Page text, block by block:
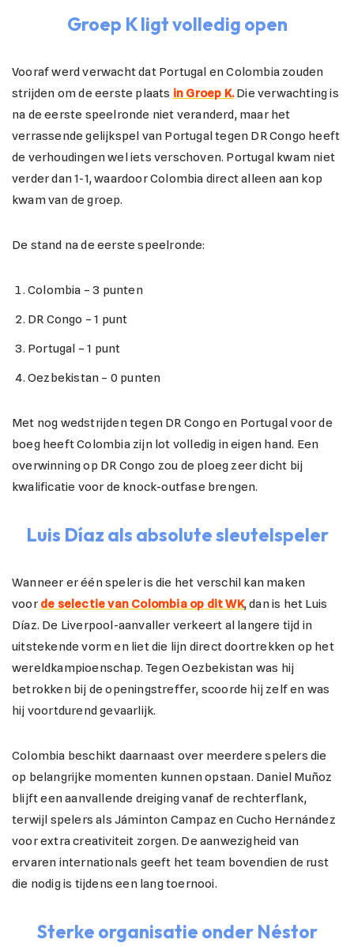
Groep K ligt volledig open
Vooraf werd verwacht dat Portugal en Colombia zouden
strijden om de eerste plaats in Groep K.Die verwachting is
na de eerste speelronde niet veranderd, maar het
verrassende gelijkspel van Portugal tegen DR Congo heeft
de verhoudingen wel iets verschoven. Portugal kwam niet
verder dan 1-1, waardoor Colombia direct alleen aan kop
kwam van de groep.
De stand na de eerste speelronde:
Colombia – 3 punten
DR Congo – 1 punt
Portugal – 1 punt
Oezbekistan – 0 punten
Met nog wedstrijden tegen DR Congo en Portugal voor de
boeg heeft Colombia zijn lot volledig in eigen hand. Een
overwinning op DR Congo zou de ploeg zeer dicht bij
kwalificatie voor de knock-outfase brengen.
Luis Díaz als absolute sleutelspeler
Wanneer er één speler is die het verschil kan maken
voor de selectie van Colombia op dit WK, dan is het Luis
Díaz. De Liverpool-aanvaller verkeert al langere tijd in
uitstekende vorm en liet die lijn direct doortrekken op het
wereldkampioenschap. Tegen Oezbekistan was hij
betrokken bij de openingstreffer, scoorde hij zelf en was
hij voortdurend gevaarlijk.
Colombia beschikt daarnaast over meerdere spelers die
op belangrijke momenten kunnen opstaan. Daniel Muñoz
blijft een aanvallende dreiging vanaf de rechterflank,
terwijl spelers als Jáminton Campaz en Cucho Hernández
voor extra creativiteit zorgen. De aanwezigheid van
ervaren internationals geeft het team bovendien de rust
die nodig is tijdens een lang toernooi.
Sterke organisatie onder Néstor